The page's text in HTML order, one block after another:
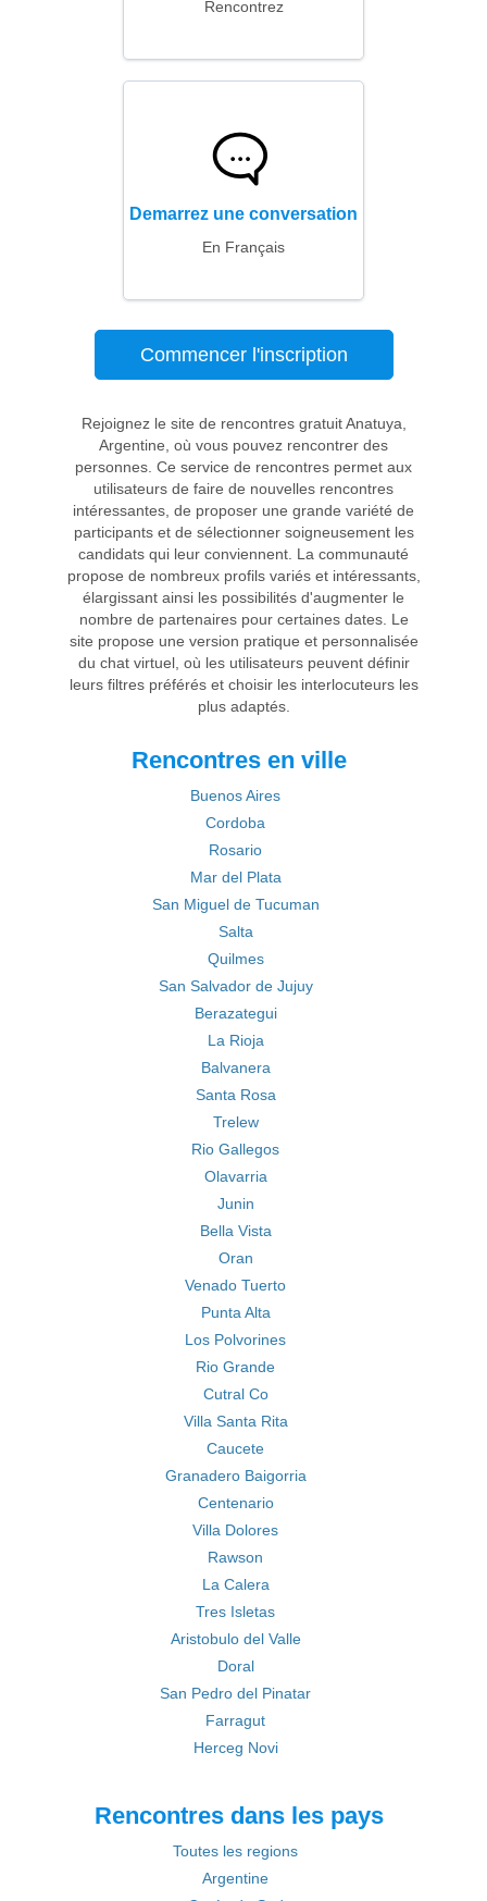
Rencontrez
Demarrez une conversation
En Français
Commencer l'inscription
Rejoignez le site de rencontres gratuit Anatuya,
Argentine, où vous pouvez rencontrer des
personnes. Ce service de rencontres permet aux
utilisateurs de faire de nouvelles rencontres
intéressantes, de proposer une grande variété de
participants et de sélectionner soigneusement les
candidats qui leur conviennent. La communauté
propose de nombreux profils variés et intéressants,
élargissant ainsi les possibilités d'augmenter le
nombre de partenaires pour certaines dates. Le
site propose une version pratique et personnalisée
du chat virtuel, où les utilisateurs peuvent définir
leurs filtres préférés et choisir les interlocuteurs les
plus adaptés.
Rencontres en ville
Buenos Aires
Cordoba
Rosario
Mar del Plata
San Miguel de Tucuman
Salta
Quilmes
San Salvador de Jujuy
Berazategui
La Rioja
Balvanera
Santa Rosa
Trelew
Rio Gallegos
Olavarria
Junin
Bella Vista
Oran
Venado Tuerto
Punta Alta
Los Polvorines
Rio Grande
Cutral Co
Villa Santa Rita
Caucete
Granadero Baigorria
Centenario
Villa Dolores
Rawson
La Calera
Tres Isletas
Aristobulo del Valle
Doral
San Pedro del Pinatar
Farragut
Herceg Novi
Rencontres dans les pays
Toutes les regions
Argentine